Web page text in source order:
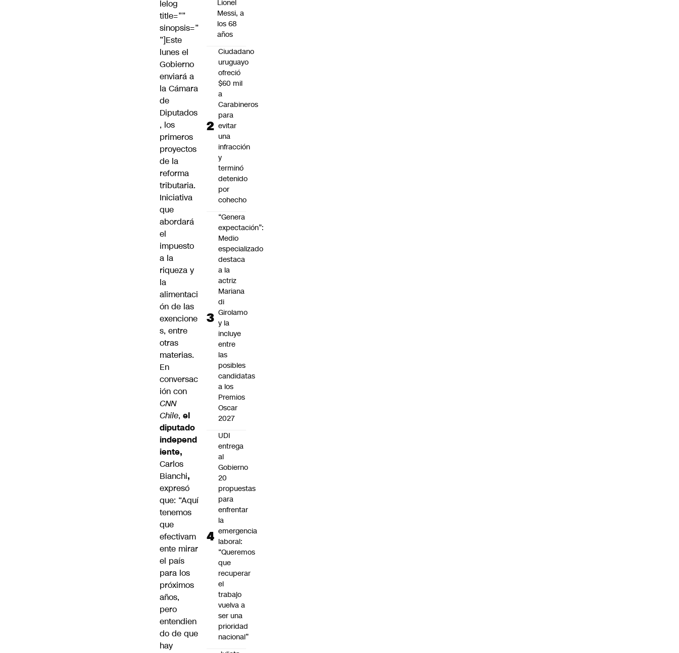
lelog
title=””
sinopsis=”
”]Este
lunes el
Gobierno
enviará a
la Cámara
de
Diputados
, los
primeros
proyectos
de la
reforma
tributaria.
Iniciativa
que
abordará
el
impuesto
a la
riqueza y
la
alimentaci
ón de las
exencione
s, entre
otras
materias.
En
conversac
ión con
CNN
Chile, el
diputado
independ
iente,
Carlos
Bianchi,
expresó
que: “Aquí
tenemos
que
efectivam
ente mirar
el país
para los
próximos
años,
pero
entendien
do de que
hay
Lionel
Messi, a
los 68
años
Ciudadano
uruguayo
ofreció
$60 mil
a
Carabineros
para
evitar
una
infracción
y
terminó
detenido
por
cohecho
“Genera
expectación”:
Medio
especializado
destaca
a la
actriz
Mariana
di
Girolamo
y la
incluye
entre
las
posibles
candidatas
a los
Premios
Oscar
2027
UDI
entrega
al
Gobierno
20
propuestas
para
enfrentar
la
emergencia
laboral:
“Queremos
que
recuperar
el
trabajo
vuelva a
ser una
prioridad
nacional”